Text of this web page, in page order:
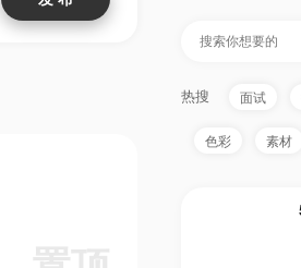
热搜 面试
色彩 素材